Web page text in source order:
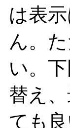
は表
ん。
い。
替え
ても良